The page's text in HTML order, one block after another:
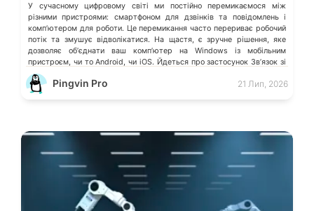
У сучасному цифровому світі ми постійно перемикаємося між
різними пристроями: смартфоном для дзвінків та повідомлень і
компʼютером для роботи. Це перемикання часто перериває робочий
потік та змушує відволікатися. На щастя, є зручне рішення, яке
дозволяє обʼєднати ваш компʼютер на Windows із мобільним
пристроєм, чи то Android, чи iOS. Йдеться про застосунок Звʼязок зі
смартфоном (Phone Link) від Microsoft, що перетворює ваш ПК на
своєрідний «міст» до функцій смартфона.
Pingvin Pro 21 Лип, 2026